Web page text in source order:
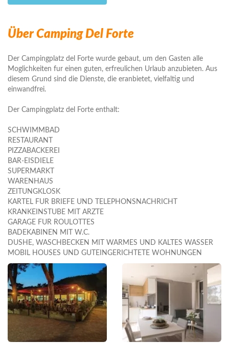
Über Camping Del Forte
Der Campingplatz del Forte wurde gebaut, um den Gasten alle
Moglichkeiten fur einen guten, erfreulichen Urlaub anzubieten. Aus
diesem Grund sind die Dienste, die eranbietet, vielfaltig und
einwandfrei.
Der Campingplatz del Forte enthalt:
SCHWIMMBAD
RESTAURANT
PIZZABACKEREI
BAR-EISDIELE
SUPERMARKT
WARENHAUS
ZEITUNGKLOSK
KARTEL FUR BRIEFE UND TELEPHONSNACHRICHT
KRANKEINSTUBE MIT ARZTE
GARAGE FUR ROULOTTES
BADEKABINEN MIT W.C.
DUSHE, WASCHBECKEN MIT WARMES UND KALTES WASSER
MOBIL HOUSES UND GUTEINGERICHTETE WOHNUNGEN